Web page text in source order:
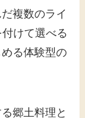
複数のライ
けて選べる
る体験型の
郷土料理と